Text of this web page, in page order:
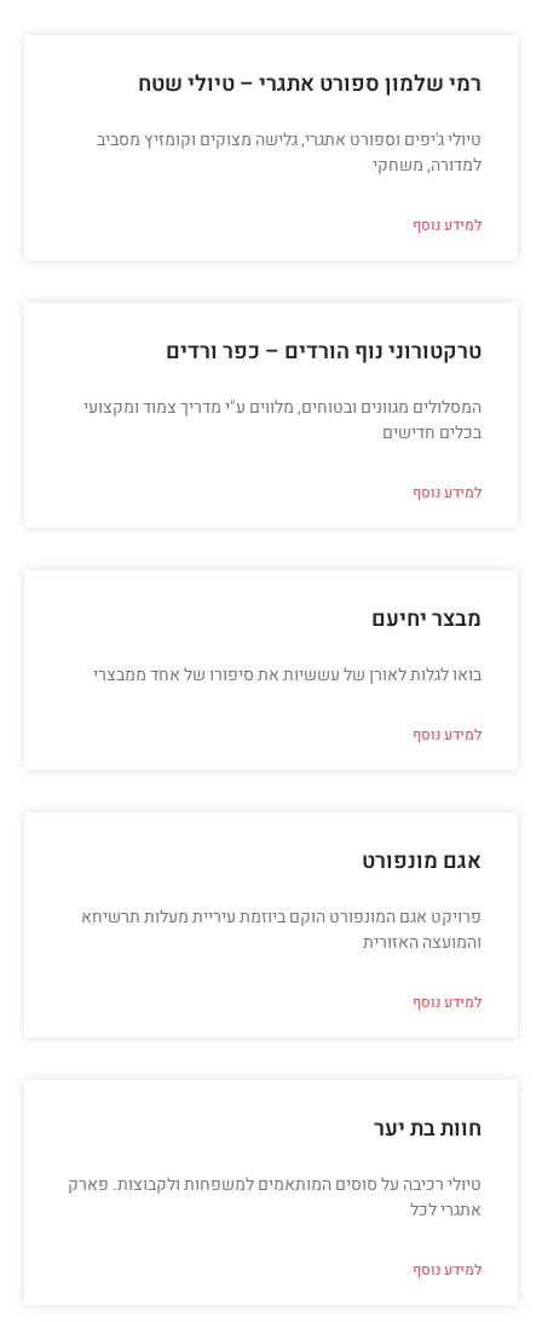
רמי שלמון ספורט אתגרי – טיולי שטח
טיולי ג'יפים וספורט אתגרי, גלישה מצוקים וקומזיץ מסביב
למדורה, משחקי
למידע נוסף
טרקטורוני נוף הורדים – כפר ורדים
המסלולים מגוונים ובטוחים, מלווים ע"י מדריך צמוד ומקצועי
בכלים חדישים
למידע נוסף
מבצר יחיעם
בואו לגלות לאורן של עששיות את סיפורו של אחד ממבצרי
למידע נוסף
אגם מונפורט
פרויקט אגם המונפורט הוקם ביוזמת עיריית מעלות תרשיחא
והמועצה האזורית
למידע נוסף
חוות בת יער
טיולי רכיבה על סוסים המותאמים למשפחות ולקבוצות. פארק
אתגרי לכל
למידע נוסף